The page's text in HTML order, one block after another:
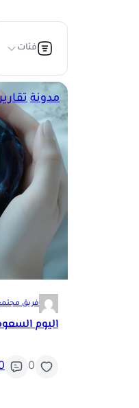
فئات
مدونة
فريق
اليوم
0